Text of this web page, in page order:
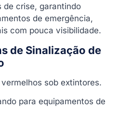
de crise, garantindo
de emergência,
com pouca visibilidade.
de Sinalização de
sob extintores.
para equipamentos de